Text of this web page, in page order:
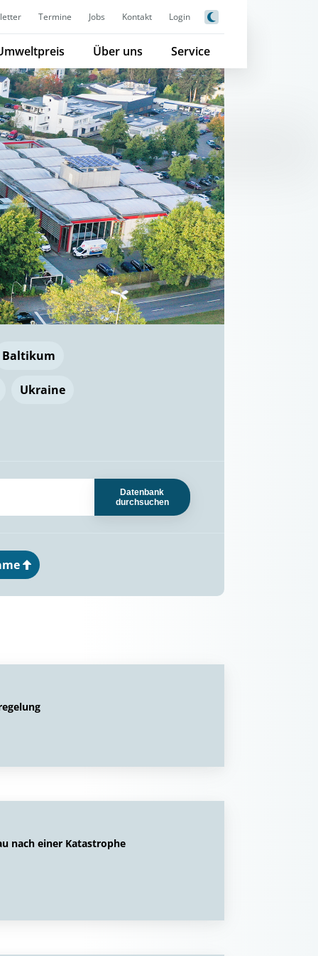
Termine Jobs Kontakt Login
Über uns Service
Baltikum
Ukraine
Datenbank
durchsuchen
nach einer Katastrophe